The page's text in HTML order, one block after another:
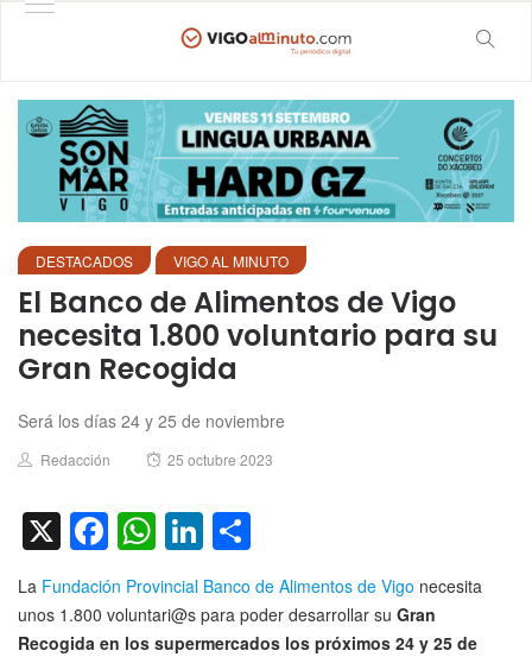
DESTACADOS VIGO AL MINUTO
El Banco de Alimentos de Vigo
necesita 1.800 voluntario para su
Gran Recogida
Será los días 24 y 25 de noviembre
Author
Redacción
Posted
25 octubre 2023
X Facebook
WhatsApp
LinkedIn
La Fundación Provincial Banco de Alimentos de Vigo necesita
unos 1.800 voluntari@s para poder desarrollar su Gran
Recogida en los supermercados los próximos 24 y 25 de